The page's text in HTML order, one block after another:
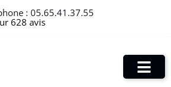
: 05.65.41.37.55
628 avis